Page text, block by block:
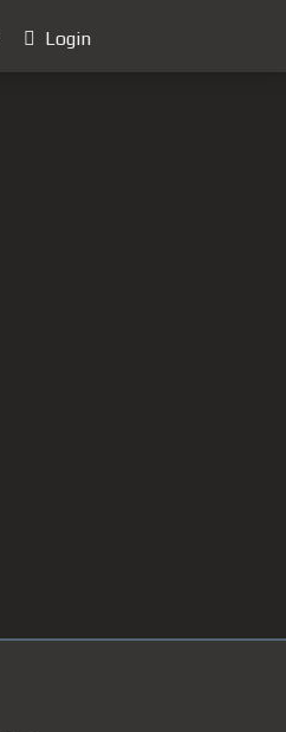
Login